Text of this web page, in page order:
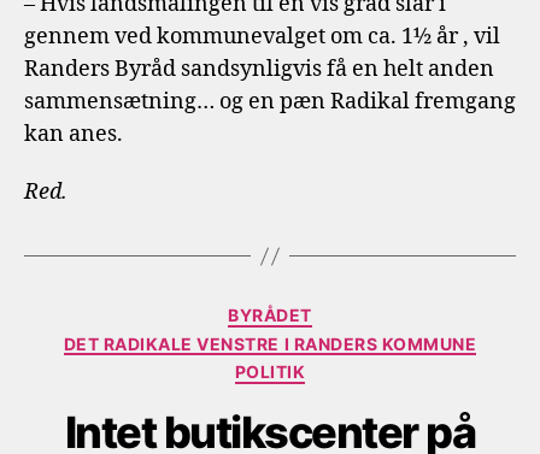
gennem ved kommunevalget om ca. 1½ år , vil
Randers Byråd sandsynligvis få en helt anden
sammensætning… og en pæn Radikal fremgang
kan anes.
Red.
Kategorier
BYRÅDET
DET RADIKALE VENSTRE I RANDERS KOMMUNE
POLITIK
Intet butikscenter på